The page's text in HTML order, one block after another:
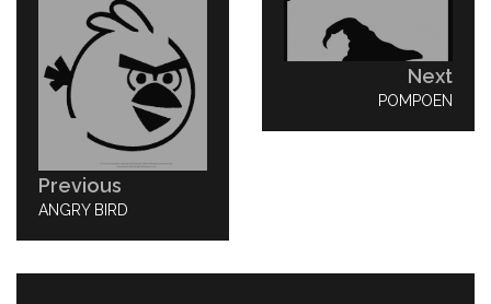
navigatie
Previous
PREVIOUS
ANGRY BIRD
Next
NEXT
POMPOEN